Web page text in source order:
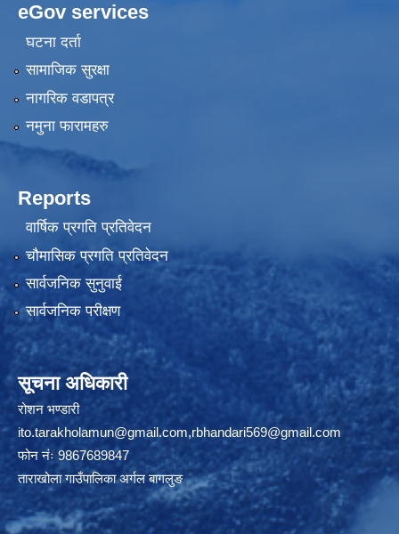
eGov services
घटना दर्ता
सामाजिक सुरक्षा
नागरिक वडापत्र
नमुना फारामहरु
Reports
वार्षिक प्रगति प्रतिवेदन
चौमासिक प्रगति प्रतिवेदन
सार्वजनिक सुनुवाई
सार्वजनिक परीक्षण
सूचना अधिकारी
रोशन भण्डारी
ito.tarakholamun@gmail.com,rbhandari569@gmail.com
फोन नंः 9867689847
ताराखोला गाउँपालिका अर्गल बागलुङ